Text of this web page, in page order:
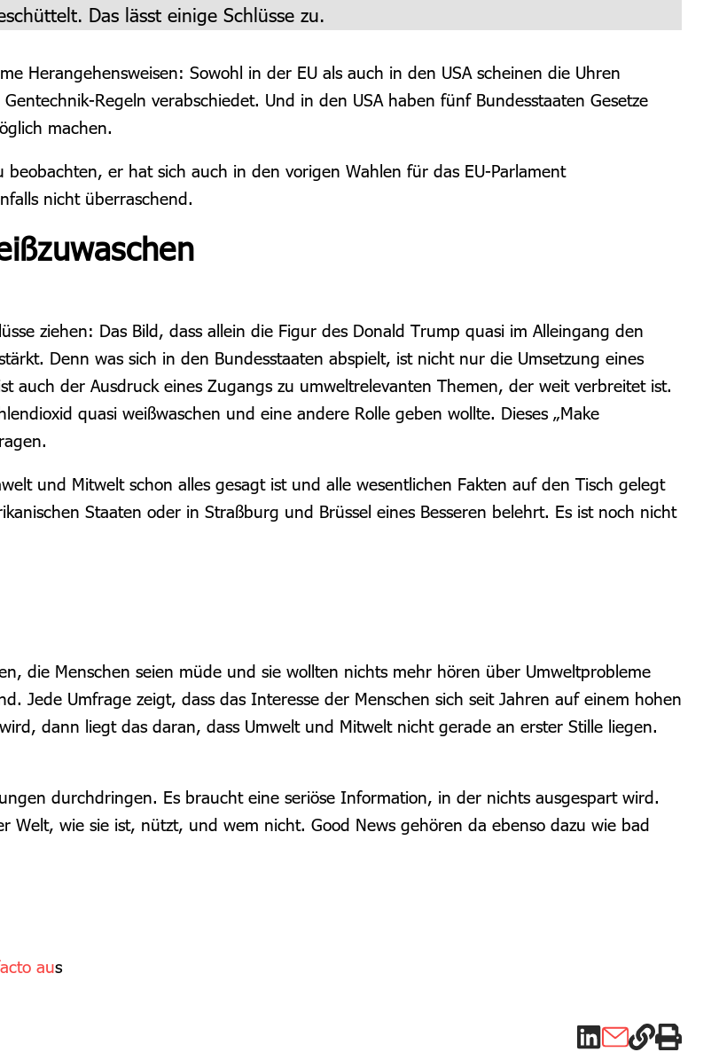
Das lässt einige Schlüsse zu.
Herangehensweisen: Sowohl in der EU als auch in den USA scheinen die Uhren
Regeln verabschiedet. Und in den USA haben fünf Bundesstaaten Gesetze
machen.
er hat sich auch in den vorigen Wahlen für das EU-Parlament
nicht überraschend.
ziehen: Das Bild, dass allein die Figur des Donald Trump quasi im Alleingang den
Denn was sich in den Bundesstaaten abspielt, ist nicht nur die Umsetzung eines
auch der Ausdruck eines Zugangs zu umweltrelevanten Themen, der weit verbreitet ist.
quasi weißwaschen und eine andere Rolle geben wollte. Dieses „Make
und Mitwelt schon alles gesagt ist und alle wesentlichen Fakten auf den Tisch gelegt
Staaten oder in Straßburg und Brüssel eines Besseren belehrt. Es ist noch nicht
die Menschen seien müde und sie wollten nichts mehr hören über Umweltprobleme
Jede Umfrage zeigt, dass das Interesse der Menschen sich seit Jahren auf einem hohen
dann liegt das daran, dass Umwelt und Mitwelt nicht gerade an erster Stille liegen.
durchdringen. Es braucht eine seriöse Information, in der nichts ausgespart wird.
wie sie ist, nützt, und wem nicht. Good News gehören da ebenso dazu wie bad
aus